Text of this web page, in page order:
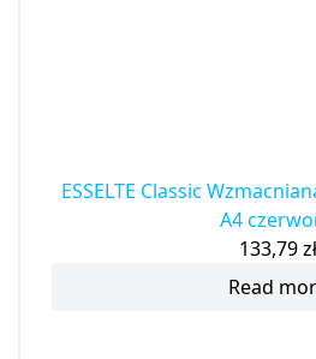
ESSELTE Classic
A4
133,79zł
Read